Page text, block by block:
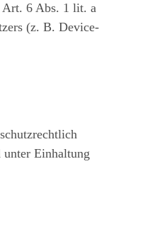
Art. 6 Abs. 1 lit. a
(z. B. Device-
unter Einhaltung